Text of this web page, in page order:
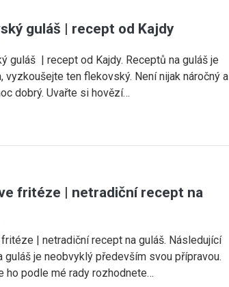
guláš | recept od Kajdy
guláš | recept od Kajdy. Receptů na guláš je
vyzkoušejte ten flekovský. Není nijak náročný a
dobrý. Uvařte si hovězí…
fritéze | netradiční recept na
fritéze | netradiční recept na guláš. Následující
guláš je neobvyklý především svou přípravou.
ho podle mé rady rozhodnete…